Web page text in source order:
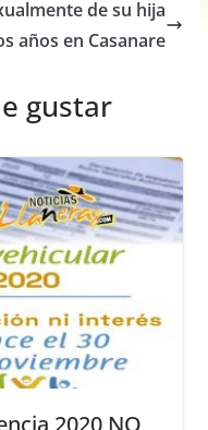
de su hija
años en Casanare
gustar
2020 NO